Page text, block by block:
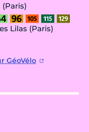
(Paris)
Lilas (Paris)
GéoVélo